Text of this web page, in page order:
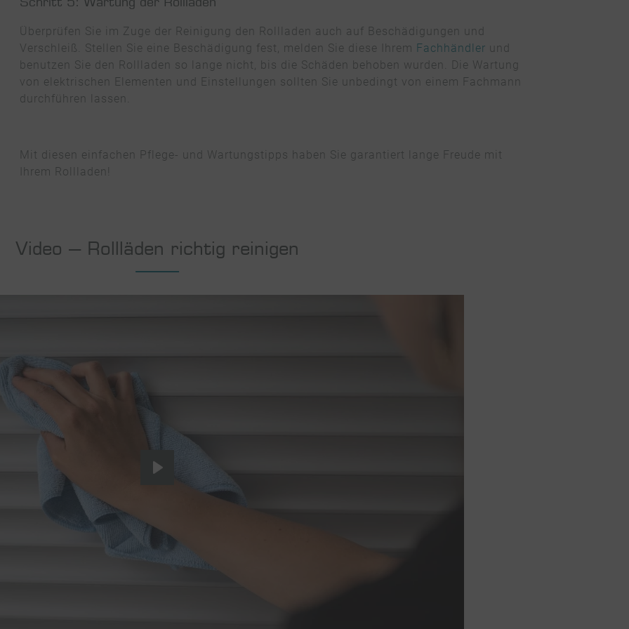
Überprüfen Sie im Zuge der Reinigung den Rollladen auch auf Beschädigungen und
Verschleiß. Stellen Sie eine Beschädigung fest, melden Sie diese Ihrem Fachhändler und
benutzen Sie den Rollladen so lange nicht, bis die Schäden behoben wurden. Die Wartung
von elektrischen Elementen und Einstellungen sollten Sie unbedingt von einem Fachmann
durchführen lassen.
Mit diesen einfachen Pflege- und Wartungstipps haben Sie garantiert lange Freude mit
Ihrem Rollladen!
Video – Rollläden richtig reinigen